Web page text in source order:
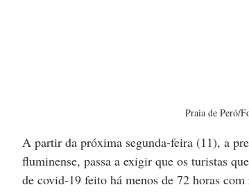
Praia de Peró/
A partir da próxima segunda-feira (11), a
fluminense, passa a exigir que os turistas
de covid-19 feito há menos de 72 horas